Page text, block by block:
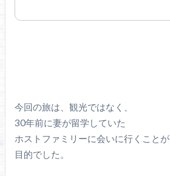
今回の旅は、観光ではなく、
30年前に妻が留学していた
ホストファミリーに会いに行くことが
目的でした。